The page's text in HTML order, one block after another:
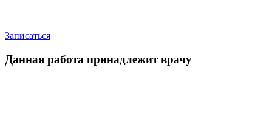
Записаться
Данная работа принадлежит врачу